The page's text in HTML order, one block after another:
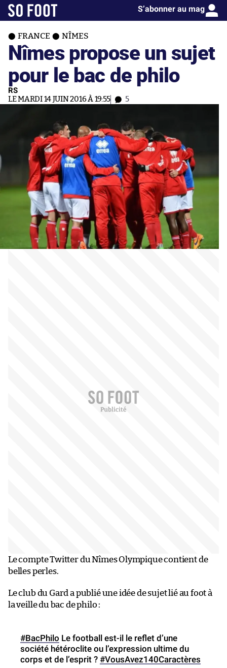
S’abonner au mag
FRANCE NÎMES
Nîmes propose un sujet
pour le bac de philo
RS
LE MARDI 14 JUIN 2016 À 19:55 5
Le compte Twitter du Nîmes Olympique contient de
belles perles.
Le club du Gard a publié une idée de sujet lié au foot à
la veille du bac de philo :
#BacPhilo Le football est-il le reflet d’une
société hétéroclite ou l’expression ultime du
corps et de l’esprit ? #VousAvez140Caractères